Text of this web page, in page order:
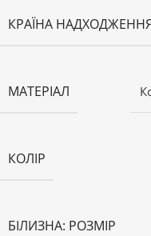
КРАЇНА
МАТЕРІАЛ
КОЛІР
БІЛИЗНА: РОЗМІР